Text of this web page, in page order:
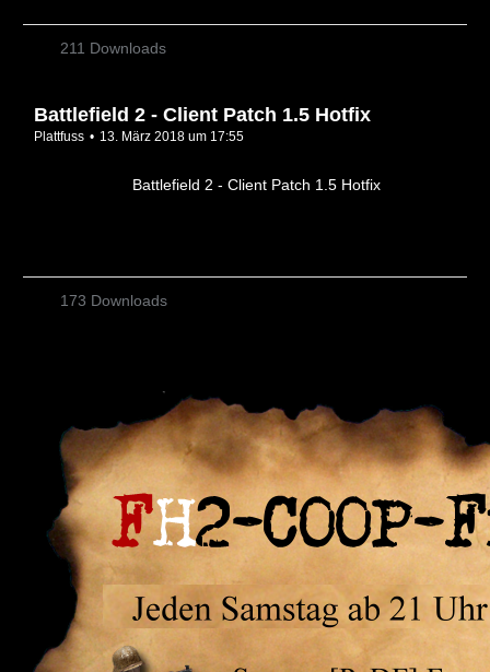
211 Downloads
Battlefield 2 - Client Patch 1.5 Hotfix
Plattfuss 13. März 2018 um 17:55
Battlefield 2 - Client Patch 1.5 Hotfix
173 Downloads